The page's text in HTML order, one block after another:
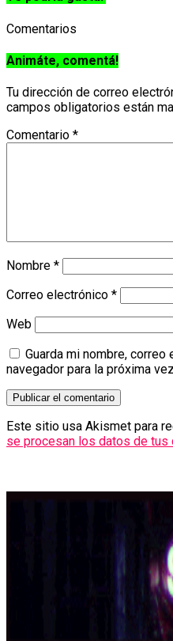
Comentarios
Animáte, comentá!
Tu dirección de correo
campos obligatorios están
Comentario *
Nombre *
Correo electrónico *
Web
Guarda mi nombre,
navegador para la próxima
Este sitio usa Akismet para
se procesan los datos de tus